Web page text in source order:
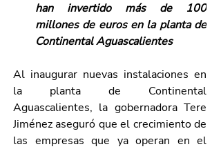
han invertido más de 100
millones de euros en la planta de
Continental Aguascalientes
Al inaugurar nuevas instalaciones en
la planta de Continental
Aguascalientes, la gobernadora Tere
Jiménez aseguró que el crecimiento de
las empresas que ya operan en el